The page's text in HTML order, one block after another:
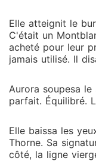
Elle atteignit le
C'était un
acheté pour leur
jamais utilisé. Il
Aurora soupesa
parfait. Équilibré.
Elle baissa les
Thorne. Sa
côté, la ligne